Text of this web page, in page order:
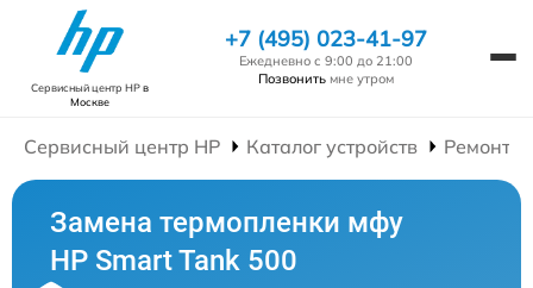
Сервисный центр HPв
Москве
+7 (495) 023-41-97
Ежедневно с 9:00 до 21:00
Позвонить мне утром
Сервисный центр HP Каталог устройств Ремонт
Замена термопленки мфу
HP Smart Tank 500